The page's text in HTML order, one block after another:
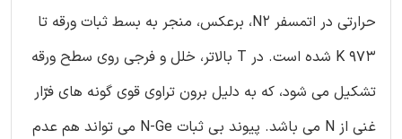
حرارتی در اتمسفر N2، برعکس، منجر به بسط ثبات ورقه تا
973 K شده است. در T بالاتر، خلل و فرجی روی سطح ورقه
تشکیل می شود، که به دلیل برون تراوی قوی گونه های فرّار
غنی از N می باشد. پیوند بی ثبات N-Ge می تواند هم عدم